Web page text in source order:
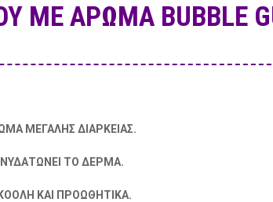
ΜΕ ΆΡΩΜΑ BUBBLE
ΜΕΓΑΛΗΣ ΔΙΑΡΚΕΙΑΣ.
ΤΟ ΔΕΡΜΑ.
ΚΑΙ ΠΡΟΩΘΗΤΙΚΑ.